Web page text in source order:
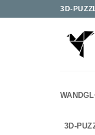
3D-
3D-